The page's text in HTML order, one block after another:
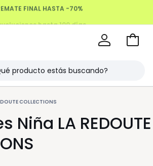
Ir
COLLECTIONS
Niña LA REDOUTE